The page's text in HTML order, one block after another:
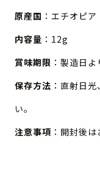
原産国 ：エチオピア
内容量 ：12g
賞味期限 ：製造日
保存方法 ：直射日
い。
注意事項 ：開封後